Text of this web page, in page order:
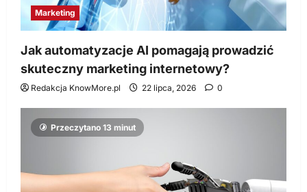
Marketing
Jak automatyzacje AI pomagają prowadzić
skuteczny marketing internetowy?
Redakcja KnowMore.pl 22 lipca, 2026 0
Przeczytano 13 minut